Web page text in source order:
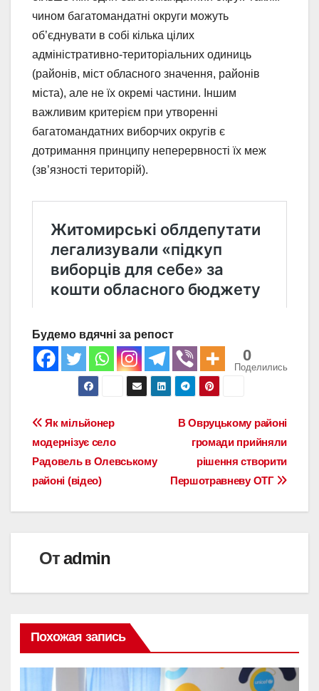
чином багатомандатні округи можуть
об’єднувати в собі кілька цілих
адміністративно-територіальних одиниць
(районів, міст обласного значення, районів
міста), але не їх окремі частини. Іншим
важливим критерієм при утворенні
багатомандатних виборчих округів є
дотримання принципу неперервності їх меж
(зв’язності територій).
Будемо вдячні за репост
0
Поделились
Навигация
по
записям
В Овруцькому районі
громади прийняли
рішення створити
Першотравневу ОТГ
Як мільйонер
модернізує село
Радовель в Олевському
районі (відео)
Отadmin
Похожая запись